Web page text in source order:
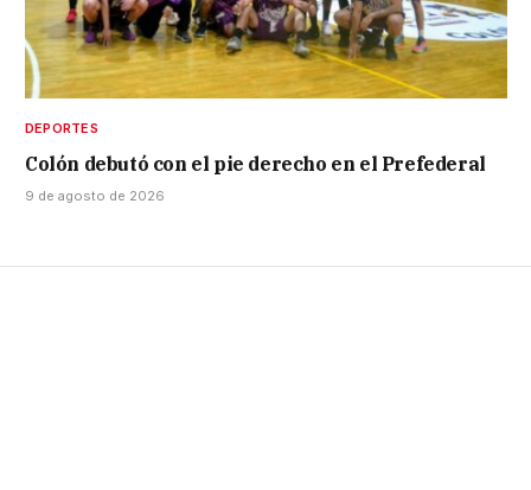
DEPORTES
Colón debutó con el pie derecho en el Prefederal
9 de agosto de 2026